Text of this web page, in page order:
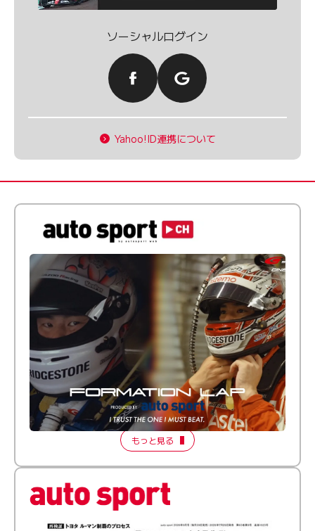
ソーシャルログイン
Yahoo!ID連携について
倒す相手を、信じてる。小林利徠斗 × 野村勇斗
【FORMATION LAP Produced by auto sport】
2026 Episode 2
もっと見る